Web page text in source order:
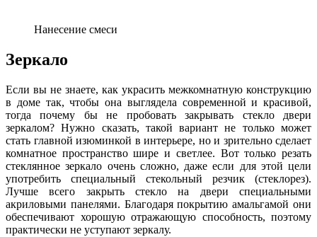
Нанесение смеси
Зеркало
Если вы не знаете, как украсить межкомнатную конструкцию
в доме так, чтобы она выглядела современной и красивой,
тогда почему бы не пробовать закрывать стекло двери
зеркалом? Нужно сказать, такой вариант не только может
стать главной изюминкой в интерьере, но и зрительно сделает
комнатное пространство шире и светлее. Вот только резать
стеклянное зеркало очень сложно, даже если для этой цели
употребить специальный стекольный резчик (стеклорез).
Лучше всего закрыть стекло на двери специальными
акриловыми панелями. Благодаря покрытию амальгамой они
обеспечивают хорошую отражающую способность, поэтому
практически не уступают зеркалу.